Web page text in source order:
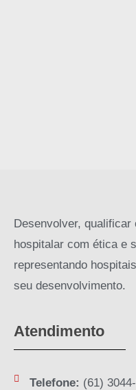
Desenvolver, qualificar
hospitalar com ética e
representando
seu desenvolvimento.
Atendimento
Telefone: (61)